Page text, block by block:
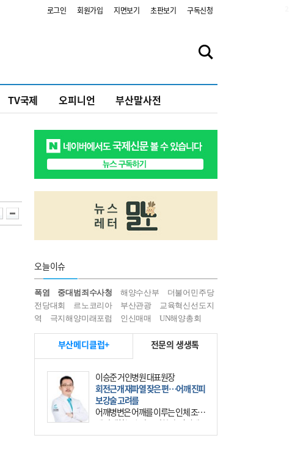
로그인 회원가입 지면보기 초판보기 구독신청
TV국제 오피니언 부산말사전
오늘이슈
폭염 중대범죄수사청 해양수산부
더불어민주당
전당대회
르노코리아 부산관광
교육혁신선도지
역
극지해양미래포럼 인신매매 UN해양총회
부산메디클럽+ 전문의 생생톡
이승준 거인병원 대표원장
회전근개 재파열 잦은 편…어깨 진피
보강술 고려를
어깨병변은 어깨를 이루는 인체 조직
에 발생하는 손상을 말한다. 여기에
는 오십견과 회전근개 증후군, 어깨